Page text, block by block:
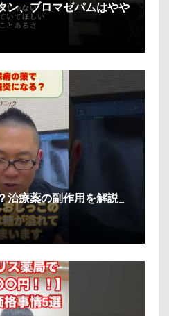
ン、ブロマゼパムはやや
治療薬の副作用を解説_